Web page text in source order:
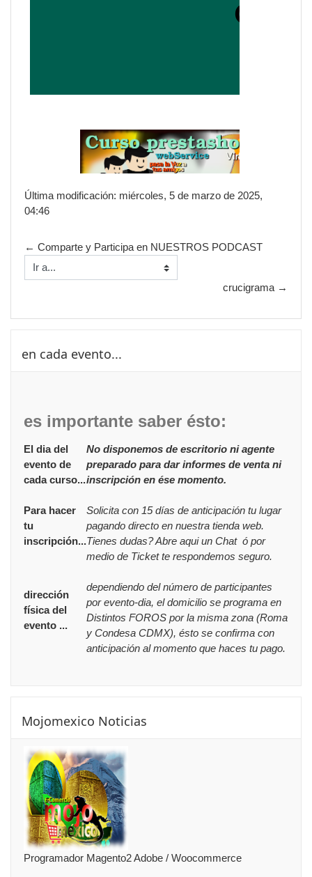
Última modificación: miércoles, 5 de marzo de 2025,
04:46
← Comparte y Participa en NUESTROS PODCAST
Ir a...
crucigrama →
en cada evento...
es importante saber ésto:
El dia del
evento de
cada curso...
No disponemos de escritorio ni agente
preparado para dar informes de venta ni
inscripción en ése momento.
Para hacer
tu
inscripción...
Solicita con 15 días de anticipación tu lugar
pagando directo en nuestra tienda web.
Tienes dudas? Abre aqui un Chat ó por
medio de Ticket te respondemos seguro.
dirección
física del
evento ...
dependiendo del número de participantes
por evento-dia, el domicilio se programa en
Distintos FOROS por la misma zona (Roma
y Condesa CDMX), ésto se confirma con
anticipación al momento que haces tu pago.
Mojomexico Noticias
Programador Magento2 Adobe / Woocommerce